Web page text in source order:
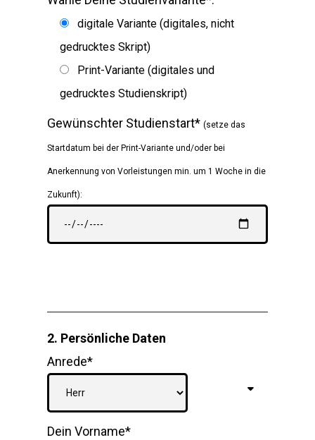
digitale Variante (digitales, nicht
gedrucktes Skript)
Print-Variante (digitales und
gedrucktes Studienskript)
Gewünschter Studienstart*(setze das
Startdatum bei der Print-Variante und/oder bei
Anerkennung von Vorleistungen min. um 1 Woche in die
Zukunft):
2. Persönliche Daten
Anrede*
Dein Vorname*